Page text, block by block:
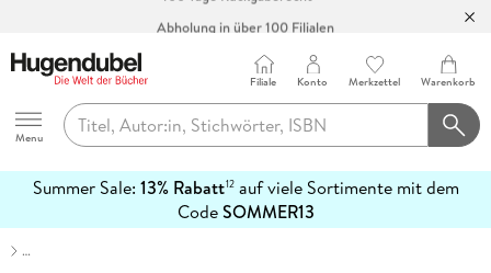
Hugendubel
Menu
Filiale Konto Merkzettel Warenkorb
Summer Sale: 13% Rabatt12auf viele Sortimente mit dem
CodeSOMMER13
erfahren
…